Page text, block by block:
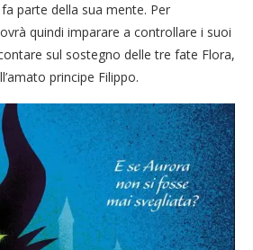
parte della sua mente. Per
quindi imparare a controllare i suoi
sul sostegno delle tre fate Flora,
principe Filippo.